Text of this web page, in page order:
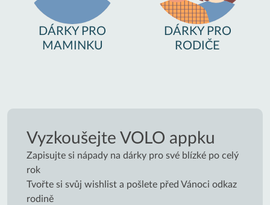
DÁRKY PRO
MAMINKU
DÁRKY PRO
RODIČE
Vyzkoušejte VOLO appku
Zapisujte si nápady na dárky pro své blízké po celý
rok
Tvořte si svůj wishlist a pošlete před Vánoci odkaz
rodině